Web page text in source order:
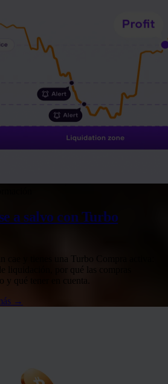
a salvo con Turbo
cae y tienes una Turbo Compra activa:
liquidación, por qué las compras
y qué tener en cuenta.
→